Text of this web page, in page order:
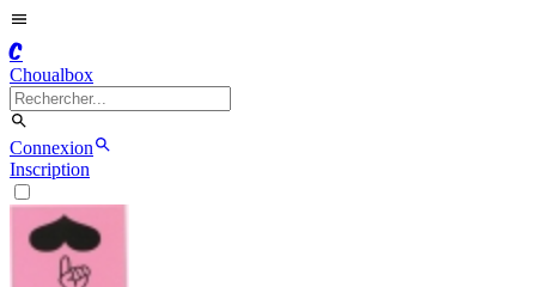
C
Choualbox
Connexion
Inscription